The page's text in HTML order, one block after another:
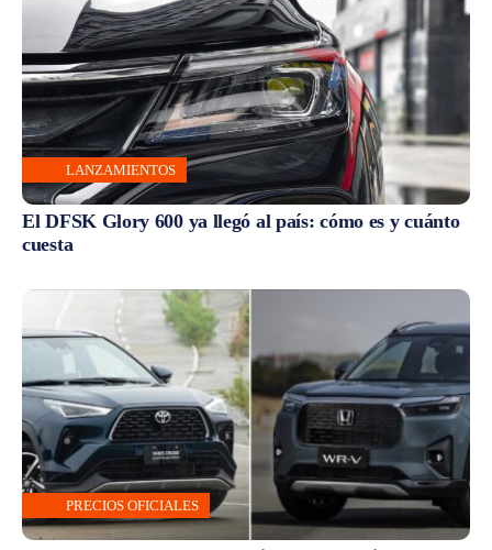
LANZAMIENTOS
El DFSK Glory 600 ya llegó al país: cómo es y cuánto
cuesta
PRECIOS OFICIALES